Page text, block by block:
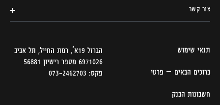
צור קשר
תנאי שימוש
ברוכים הבאים – פרטי
חשבונות הבנק
הברזל 19א‘, רמת החייל, תל אביב
6971026 מספר רישיון 56881
פקס: 073-2462703